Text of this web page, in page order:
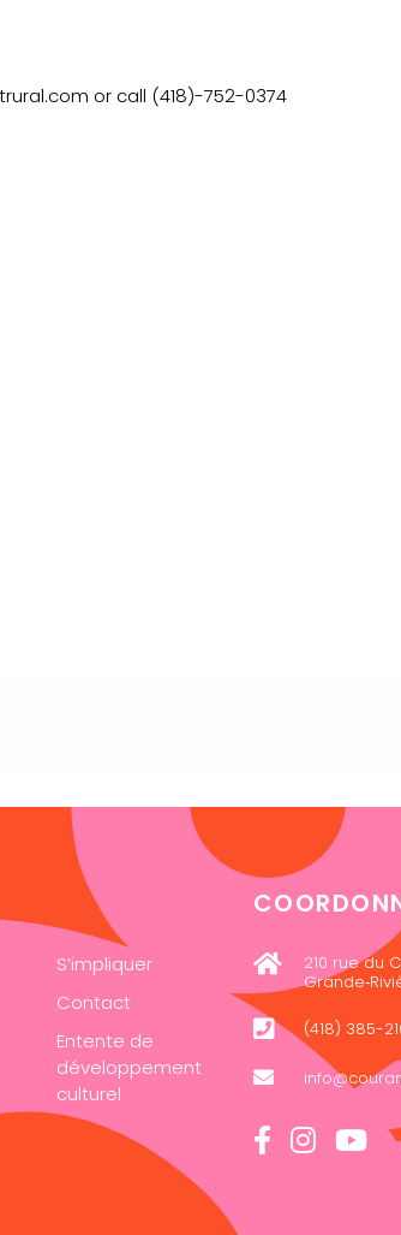
or call (418)-752-0374
S’impliquer
Contact
Entente de
développement
culturel
210 rue du
(418) 385-